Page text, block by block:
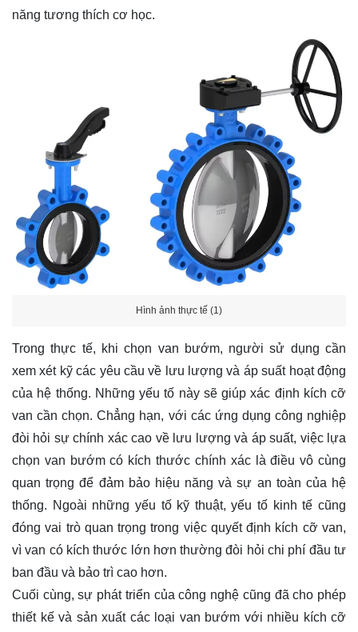
năng tương thích cơ học.
Hình ảnh thực tế (1)
Trong thực tế, khi chọn van bướm, người sử dụng cần
xem xét kỹ các yêu cầu về lưu lượng và áp suất hoạt động
của hệ thống. Những yếu tố này sẽ giúp xác định kích cỡ
van cần chọn. Chẳng hạn, với các ứng dụng công nghiệp
đòi hỏi sự chính xác cao về lưu lượng và áp suất, việc lựa
chọn van bướm có kích thước chính xác là điều vô cùng
quan trọng để đảm bảo hiệu năng và sự an toàn của hệ
thống. Ngoài những yếu tố kỹ thuật, yếu tố kinh tế cũng
đóng vai trò quan trọng trong việc quyết định kích cỡ van,
vì van có kích thước lớn hơn thường đòi hỏi chi phí đầu tư
ban đầu và bảo trì cao hơn.
Cuối cùng, sự phát triển của công nghệ cũng đã cho phép
thiết kế và sản xuất các loại van bướm với nhiều kích cỡ